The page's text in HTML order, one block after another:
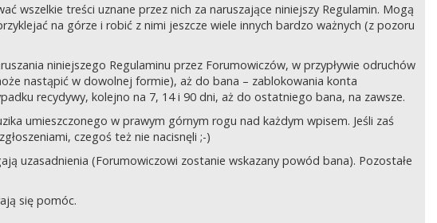
treści uznane przez nich za naruszające niniejszy Regulamin. Mogą
na górze i robić z nimi jeszcze wiele innych bardzo ważnych (z pozoru
niniejszego Regulaminu przez Forumowiczów, w przypływie odruchów
nastąpić w dowolnej formie), aż do bana – zablokowania konta
recydywy, kolejno na 7, 14 i 90 dni, aż do ostatniego bana, na zawsze.
umieszczonego w prawym górnym rogu nad każdym wpisem. Jeśli zaś
czegoś też nie nacisnęli ;-)
uzasadnienia (Forumowiczowi zostanie wskazany powód bana). Pozostałe
się pomóc.